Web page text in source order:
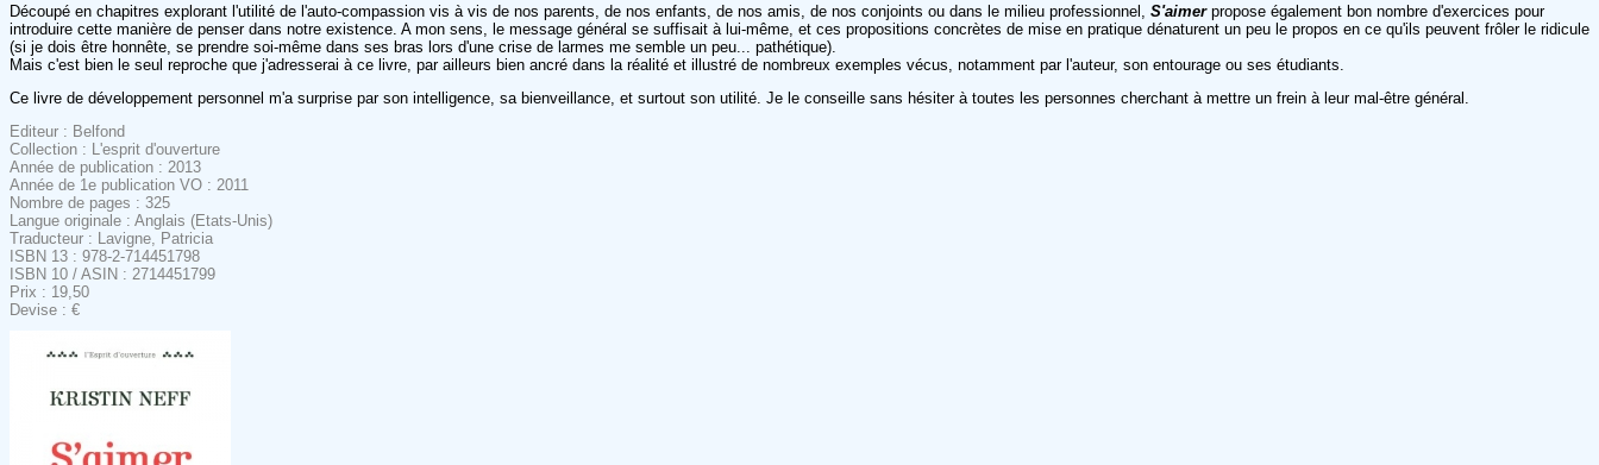
Découpé en chapitres explorant l'utilité de l'auto-compassion vis à vis de nos parents, de nos enfants, de nos amis, de nos conjoints ou dans le milieu professionnel, S'aimer propose également bon nombre d'exercices pour
introduire cette manière de penser dans notre existence. A mon sens, le message général se suffisait à lui-même, et ces propositions concrètes de mise en pratique dénaturent un peu le propos en ce qu'ils peuvent frôler le ridicule
(si je dois être honnête, se prendre soi-même dans ses bras lors d'une crise de larmes me semble un peu... pathétique).
Mais c'est bien le seul reproche que j'adresserai à ce livre, par ailleurs bien ancré dans la réalité et illustré de nombreux exemples vécus, notamment par l'auteur, son entourage ou ses étudiants.
Ce livre de développement personnel m'a surprise par son intelligence, sa bienveillance, et surtout son utilité. Je le conseille sans hésiter à toutes les personnes cherchant à mettre un frein à leur mal-être général.
Editeur : Belfond
Collection : L'esprit d'ouverture
Année de publication : 2013
Année de 1e publication VO : 2011
Nombre de pages : 325
Langue originale : Anglais (Etats-Unis)
Traducteur : Lavigne, Patricia
ISBN 13 : 978-2-714451798
ISBN 10 / ASIN : 2714451799
Prix : 19,50
Devise : €